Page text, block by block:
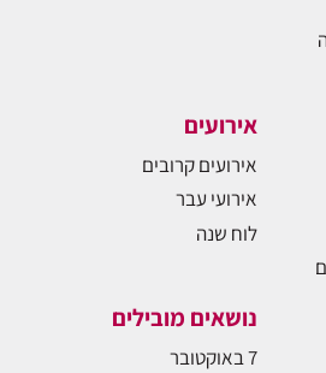
אירועים
אירועים קרובים
אירועי עבר
לוח שנה
נושאים מובילים
7 באוקטובר